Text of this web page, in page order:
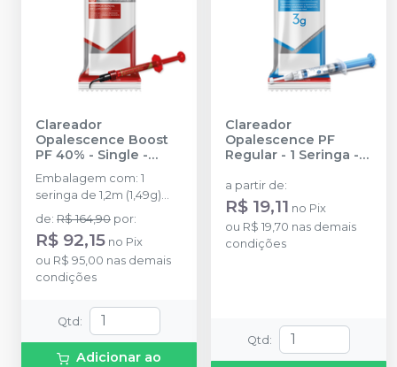
Clareador
Opalescence Boost
PF 40% - Single -
ULTRADENT
Embalagem com: 1
seringa de 1,2m (1,49g)
Opalescence Boost e 3
Black Mini Tip.
de: R$ 164,90 por:
R$ 92,15 no Pix
ou R$ 95,00 nas demais
condições
Qtd:
Adicionar ao
Clareador
Opalescence PF
Regular - 1 Seringa -
a partir de:
R$ 19,11 no Pix
ou R$ 19,70 nas demais
condições
Qtd: